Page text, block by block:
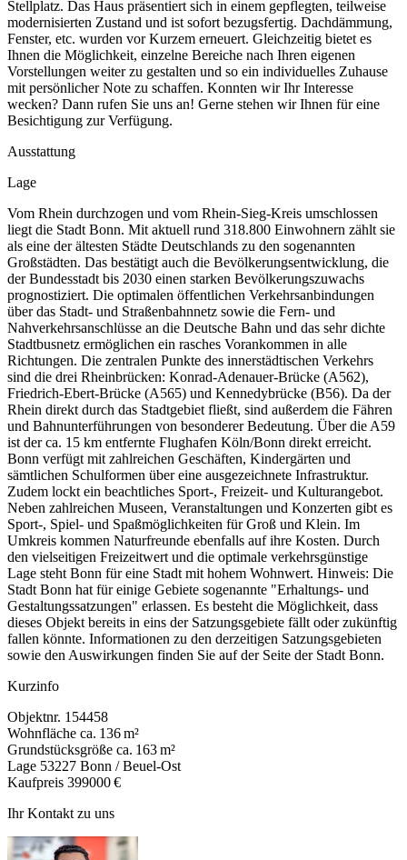
Stellplatz. Das Haus präsentiert sich in einem gepflegten, teilweise
modernisierten Zustand und ist sofort bezugsfertig. Dachdämmung,
Fenster, etc. wurden vor Kurzem erneuert. Gleichzeitig bietet es
Ihnen die Möglichkeit, einzelne Bereiche nach Ihren eigenen
Vorstellungen weiter zu gestalten und so ein individuelles Zuhause
mit persönlicher Note zu schaffen. Konnten wir Ihr Interesse
wecken? Dann rufen Sie uns an! Gerne stehen wir Ihnen für eine
Besichtigung zur Verfügung.
Ausstattung
Lage
Vom Rhein durchzogen und vom Rhein-Sieg-Kreis umschlossen
liegt die Stadt Bonn. Mit aktuell rund 318.800 Einwohnern zählt sie
als eine der ältesten Städte Deutschlands zu den sogenannten
Großstädten. Das bestätigt auch die Bevölkerungsentwicklung, die
der Bundesstadt bis 2030 einen starken Bevölkerungszuwachs
prognostiziert. Die optimalen öffentlichen Verkehrsanbindungen
über das Stadt- und Straßenbahnnetz sowie die Fern- und
Nahverkehrsanschlüsse an die Deutsche Bahn und das sehr dichte
Stadtbusnetz ermöglichen ein rasches Vorankommen in alle
Richtungen. Die zentralen Punkte des innerstädtischen Verkehrs
sind die drei Rheinbrücken: Konrad-Adenauer-Brücke (A562),
Friedrich-Ebert-Brücke (A565) und Kennedybrücke (B56). Da der
Rhein direkt durch das Stadtgebiet fließt, sind außerdem die Fähren
und Bahnunterführungen von besonderer Bedeutung. Über die A59
ist der ca. 15 km entfernte Flughafen Köln/Bonn direkt erreicht.
Bonn verfügt mit zahlreichen Geschäften, Kindergärten und
sämtlichen Schulformen über eine ausgezeichnete Infrastruktur.
Zudem lockt ein beachtliches Sport-, Freizeit- und Kulturangebot.
Neben zahlreichen Museen, Veranstaltungen und Konzerten gibt es
Sport-, Spiel- und Spaßmöglichkeiten für Groß und Klein. Im
Umkreis kommen Naturfreunde ebenfalls auf ihre Kosten. Durch
den vielseitigen Freizeitwert und die optimale verkehrsgünstige
Lage steht Bonn für eine Stadt mit hohem Wohnwert. Hinweis: Die
Stadt Bonn hat für einige Gebiete sogenannte "Erhaltungs- und
Gestaltungssatzungen" erlassen. Es besteht die Möglichkeit, dass
dieses Objekt bereits in eins der Satzungsgebiete fällt oder zukünftig
fallen könnte. Informationen zu den derzeitigen Satzungsgebieten
sowie den Auswirkungen finden Sie auf der Seite der Stadt Bonn.
Kurzinfo
Objektnr. 154458
Wohnfläche ca. 136 m²
Grundstücksgröße ca. 163 m²
Lage 53227 Bonn / Beuel-Ost
Kaufpreis 399000 €
Ihr Kontakt zu uns